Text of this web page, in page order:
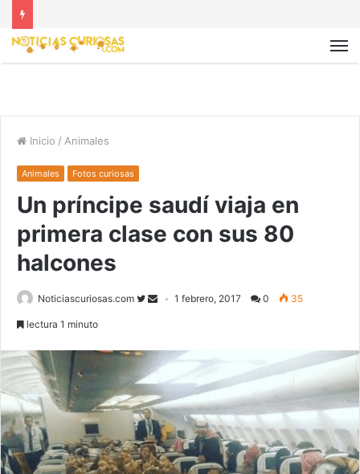
Inicio / Animales
Animales Fotos curiosas
Un príncipe saudí viaja en
primera clase con sus 80
halcones
Noticiascuriosas.com 1 febrero, 2017 0 35
lectura 1 minuto